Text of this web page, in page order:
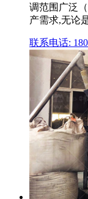
调范围广泛
产需求,无论
联系电话: 180